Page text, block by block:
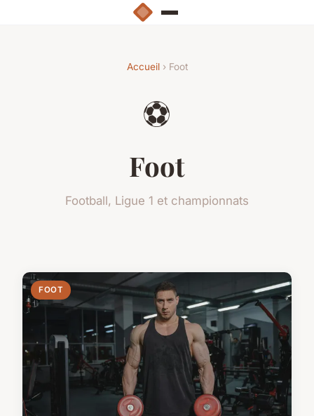
Accueil› Foot
⚽
Foot
Football, Ligue 1 et championnats
FOOT